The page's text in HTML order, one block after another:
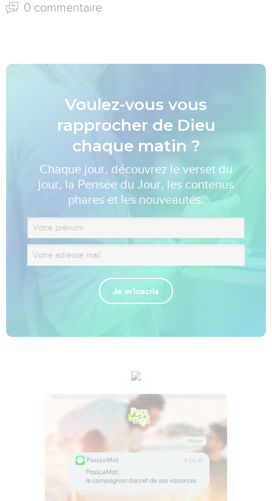
0 commentaire
Voulez-vous vous
rapprocher de Dieu
chaque matin ?
Chaque jour, découvrez le verset du
jour, la Pensée du Jour, les contenus
phares et les nouveautés.
Je m'inscris